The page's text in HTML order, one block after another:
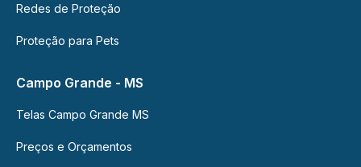
Redes de Proteção
Proteção para Pets
Campo Grande - MS
Telas Campo Grande MS
Preços e Orçamentos